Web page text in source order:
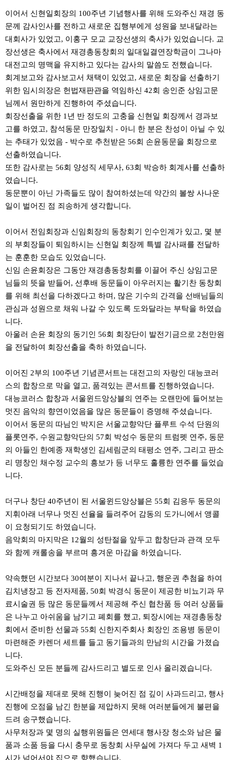
이어서 신현일회장의 100주년 기념행사를 위해 도와주신 재경 동
문께 감사인사를 전하고 새로운 집행부에게 성원을 보내달라는
대회사가 있었고, 이홍구 모교 교장선생의 축사가 있었습니다. 교
장선생은 축사에서 재경총동창회의 일대일결연장학금이 그나마
대전고의 명맥을 유지하고 있다는 감사의 말씀도 전했습니다.
회계보고와 감사보고서 채택이 있었고, 새로운 회장을 선출하기
위한 임시의장은 헌법재판관을 역임하신 42회 송인준 상임고문
님께서 원만하게 진행하여 주셨습니다.
회장선출을 위한 1년 반 정도의 고충을 신현일 회장께서 경과보
고를 하였고, 참석동문 만장일치 - 아니 한 분은 찬성이 아닐 수 있
는 추태가 있었음 - 박수로 추천받은 56회 손윤동문을 회장으로
선출하였습니다.
또한 감사로는 56회 양성직 세무사, 63회 박승하 회계사를 선출하
였습니다.
동문뿐이 아닌 가족들도 많이 참여하셨는데 약간의 볼쌍 사나운
일이 벌어진 점 죄송하게 생각합니다.
이어서 전임회장과 신임회장의 동창회기 인수인계가 있고, 몇 분
의 부회장들이 퇴임하시는 신현일 회장께 특별 감사패를 전달하
는 훈훈한 모습도 있었습니다.
신임 손윤회장은 그동안 재경총동창회를 이끌어 주신 상임고문
님들의 뜻을 받들어, 선후배 동문들이 아우러지는 활기찬 동창회
를 위해 최선을 다하겠다고 하며, 많은 기수의 간격을 선배님들의
관심과 성원으로 채워 나갈 수 있도록 도와달라는 부탁을 하였습
니다.
아울러 손윤 회장의 동기인 56회 회장단이 발전기금으로 2천만원
을 전달하여 회장선출을 축하 하였습니다.
이어진 2부의 100주년 기념콘서트는 대전고의 자랑인 대능코러
스의 합창으로 막을 열고, 품격있는 콘서트를 진행하였습니다.
대능코러스 합창과 서울윈드앙상블의 연주는 오랜만에 들어보는
멋진 음악의 향연이었음을 많은 동문들이 증명해 주셨습니다.
이어서 동문의 따님인 박지은 서울교향악단 플루트 수석 단원의
플롯연주, 수원교향악단의 57회 박성수 동문의 트럼펫 연주, 동문
의 아들인 한예종 재학생인 김세림군의 태평소 연주, 그리고 판소
리 명창인 채수정 교수의 흥보가 등 너무도 훌륭한 연주를 들었습
니다.
더구나 창단 40주년이 된 서울윈드앙상블은 55회 김응두 동문의
지휘아래 너무나 멋진 선율을 들려주어 감동의 도가니에서 앵콜
이 요청되기도 하였습니다.
음악회의 마지막은 12월의 성탄절을 앞두고 합창단과 관객 모두
와 함께 캐롤송을 부르며 흥겨운 마감을 하였습니다.
약속했던 시간보다 30여분이 지나서 끝나고, 행운권 추첨을 하여
김치냉장고 등 전자제품, 50회 박경식 동문이 제공한 비뇨기과 무
료시술권 등 많은 동문들께서 제공해 주신 협찬품 등 여러 상품들
은 나누고 아쉬움을 남기고 폐회를 했고, 퇴장시에는 재경총동창
회에서 준비한 선물과 55회 신한지주회사 회장인 조용병 동문이
마련해준 카렌더 세트를 들고 동기들과의 만남의 시간을 가졌습
니다.
도와주신 모든 분들께 감사드리고 별도로 인사 올리겠습니다.
시간배정을 제대로 못해 진행이 늦어진 점 깊이 사과드리고, 행사
진행에 오점을 남긴 한분을 제압하지 못해 여러분들에게 불편을
드려 송구했습니다.
사무처장과 몇 명의 실행위원들은 연세대 행사장 청소와 남은 물
품과 소품 등을 다시 충무로 동창회 사무실에 가져다 두고 새벽 1
시가 넘어서야 집으로 향했습니다.